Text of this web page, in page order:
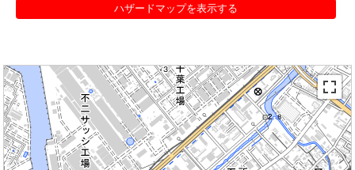
ハザードマップを表示する